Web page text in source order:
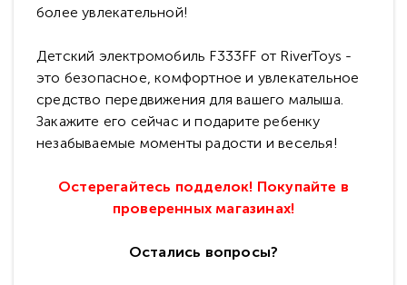
более увлекательной!
Детский электромобиль F333FF от RiverToys -
это безопасное, комфортное и увлекательное
средство передвижения для вашего малыша.
Закажите его сейчас и подарите ребенку
незабываемые моменты радости и веселья!
Остерегайтесь подделок! Покупайте в
проверенных магазинах!
Остались вопросы?